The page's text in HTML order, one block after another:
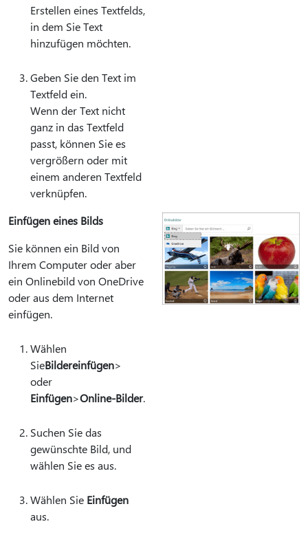
Erstellen eines Textfelds,
in dem Sie Text
hinzufügen möchten.
Geben Sie den Text im
Textfeld ein.
Wenn der Text nicht
ganz in das Textfeld
passt, können Sie es
vergrößern oder mit
einem anderen Textfeld
verknüpfen.
Einfügen eines Bilds
Sie können ein Bild von
Ihrem Computer oder aber
ein Onlinebild von OneDrive
oder aus dem Internet
einfügen.
Wählen
SieBildereinfügen>
oder
Einfügen>Online-Bilder.
Suchen Sie das
gewünschte Bild, und
wählen Sie es aus.
Wählen Sie Einfügen
aus.